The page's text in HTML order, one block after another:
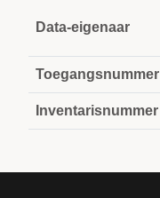
Data-eigenaar
Toegangsnummer
Inventarisnummer